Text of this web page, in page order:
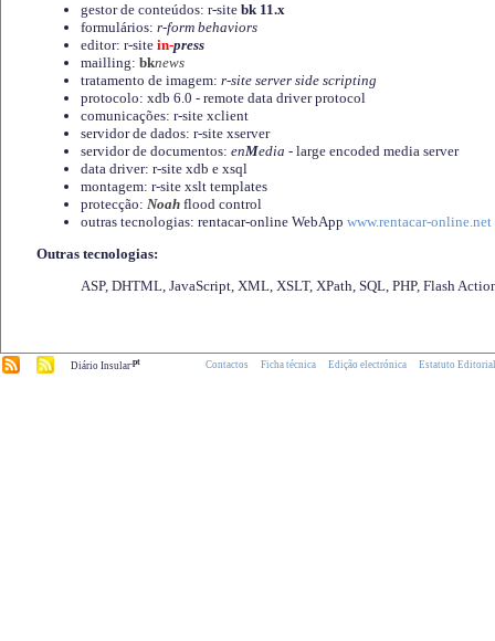
gestor de conteúdos: r-site bk 11.x
formulários: r-form behaviors
editor: r-site in-press
mailling: bknews
tratamento de imagem: r-site server side scripting
protocolo: xdb 6.0 - remote data driver protocol
comunicações: r-site xclient
servidor de dados: r-site xserver
servidor de documentos: enMedia - large encoded media server
data driver: r-site xdb e xsql
montagem: r-site xslt templates
protecção: Noah flood control
outras tecnologias: rentacar-online WebApp www.rentacar-online.net
Outras tecnologias:
ASP, DHTML, JavaScript, XML, XSLT, XPath, SQL, PHP, Flash
Diário Insular.pt Contactos Ficha técnica Edição electrónica Estatuto Editorial